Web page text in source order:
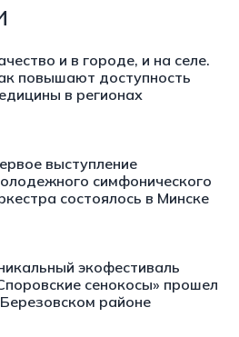
и в городе, и на селе.
повышают доступность
в регионах
выступление
симфонического
состоялось в Минске
экофестиваль
сенокосы» прошел
районе